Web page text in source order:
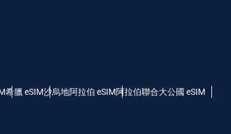
希臘 eSIM沙烏地阿拉伯 eSIM阿拉伯聯合大公國 eSIM